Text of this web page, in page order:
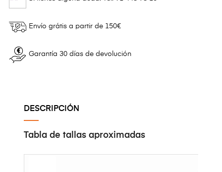
Envío grátis a partir de 150€
Garantía 30 días de devolución
DESCRIPCIÓN
Tabla de tallas aproximadas